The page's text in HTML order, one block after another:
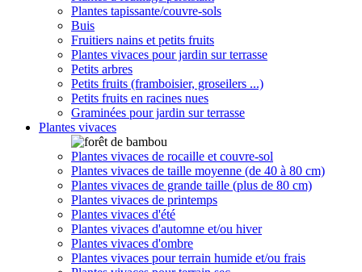
Plantes tapissante/couvre-sols
Buis
Fruitiers nains et petits fruits
Plantes vivaces pour jardin sur terrasse
Petits arbres
Petits fruits (framboisier, groseilers ...)
Petits fruits en racines nues
Graminées pour jardin sur terrasse
Plantes vivaces
Plantes vivaces de rocaille et couvre-sol
Plantes vivaces de taille moyenne (de 40 à 80 cm)
Plantes vivaces de grande taille (plus de 80 cm)
Plantes vivaces de printemps
Plantes vivaces d'été
Plantes vivaces d'automne et/ou hiver
Plantes vivaces d'ombre
Plantes vivaces pour terrain humide et/ou frais